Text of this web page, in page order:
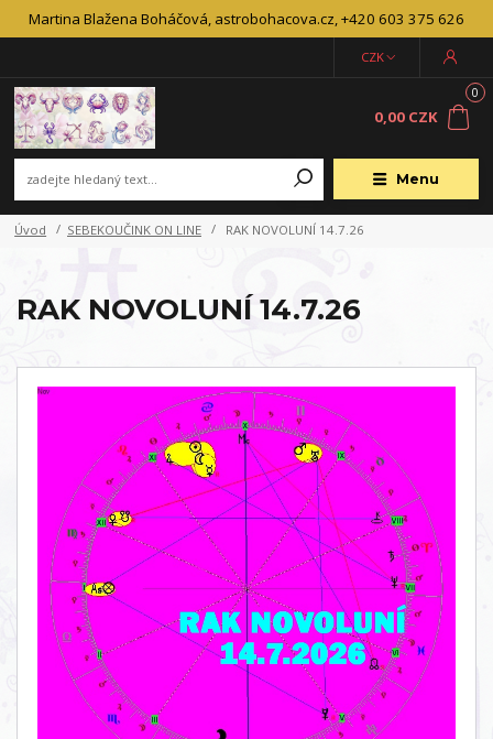
Martina Blažena Boháčová, astrobohacova.cz, +420 603 375 626
Menu
CZK
0
0,00 CZK
Úvod SEBEKOUČINK ON LINE RAK NOVOLUNÍ 14.7.26
RAK NOVOLUNÍ 14.7.26